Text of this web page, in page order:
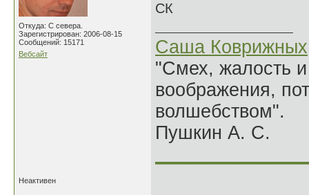
Откуда: С севера.
Зарегистрирован: 2006-08-15
Сообщений: 15171
Вебсайт
СК
Саша Коврижных
"Смех, жалость
воображения,
волшебством".
Пушкин А. С.
Неактивен